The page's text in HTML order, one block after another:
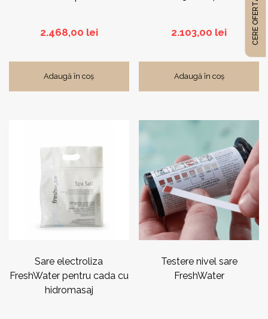
2.468,00 lei
Adaugă în coș
2.103,00 lei
Adaugă în coș
Sare electroliza
FreshWater pentru cada cu
hidromasaj
Testere nivel sare
FreshWater
CERE OFERTĂ